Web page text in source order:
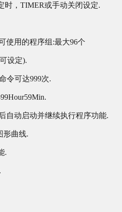
时，TIMER或手动关闭设定.
使用的程序组:最大96个
设定).
令可达999次.
自动启动并继续执行程序功能.
形曲线.
.